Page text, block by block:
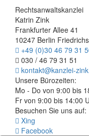
Rechtsanwaltskanzlei
Katrin Zink
Frankfurter Allee 41
10247 Berlin
+49 (0)30 46 79 31
030 / 46 79 31 51
kontakt@kanzlei-
Unsere Bürozeiten:
Mo - Do von 9:00 bis
Fr von 9:00 bis 14:00
Besuchen Sie uns auf:
Xing
Facebook